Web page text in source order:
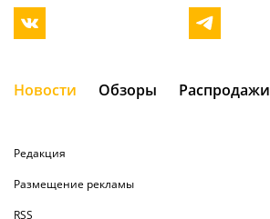
Новости Обзоры Распродажи
Редакция
Размещение рекламы
RSS